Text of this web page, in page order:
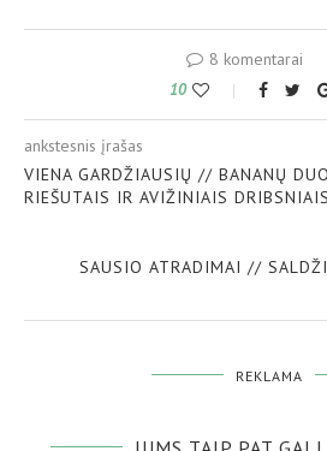
8 komentarai
10
ankstesnis įrašas
VIENA GARDŽIAUSIŲ // BANANŲ
RIEŠUTAIS IR AVIŽINIAIS DRIBSNIAIS
SAUSIO ATRADIMAI //
REKLAMA